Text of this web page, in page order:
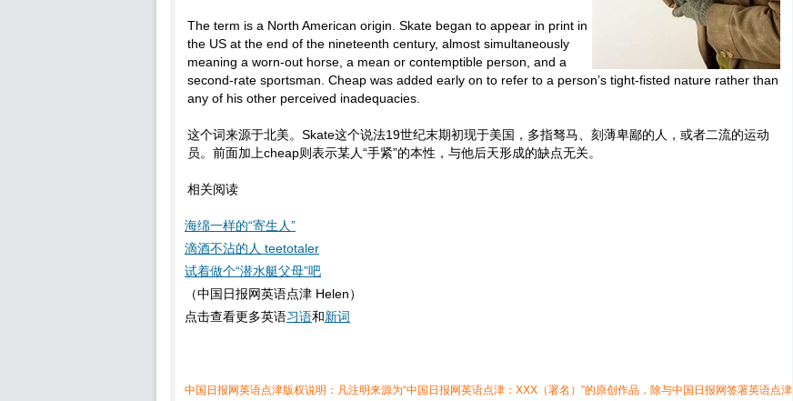
The term is a North American origin. Skate began to appear in print in
the US at the end of the nineteenth century, almost simultaneously
meaning a worn-out horse, a mean or contemptible person, and a
second-rate sportsman. Cheap was added early on to refer to a person’s tight-fisted nature rather than
any of his other perceived inadequacies.
这个词来源于北美。Skate这个说法19世纪末期初现于美国，多指驽马、刻薄卑鄙的人，或者二流的运动
员。前面加上cheap则表示某人“手紧”的本性，与他后天形成的缺点无关。
相关阅读
海绵一样的“寄生人”
滴酒不沾的人 teetotaler
试着做个“潜水艇父母”吧
（中国日报网英语点津 Helen）
点击查看更多英语习语和新词
中国日报网英语点津版权说明：凡注明来源为“中国日报网英语点津：XXX（署名）”的原创作品，除与中国日报网签署英语点津